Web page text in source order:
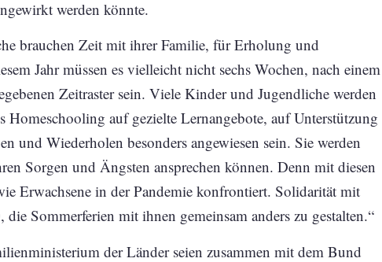
werden könnte.
brauchen Zeit mit ihrer Familie, für Erholung und
Jahr müssen es vielleicht nicht sechs Wochen, nach einem
Zeitraster sein. Viele Kinder und Jugendliche werden
Homeschooling auf gezielte Lernangebote, auf Unterstützung
und Wiederholen besonders angewiesen sein. Sie werden
Sorgen und Ängsten ansprechen können. Denn mit diesen
Erwachsene in der Pandemie konfrontiert. Solidarität mit
Sommerferien mit ihnen gemeinsam anders zu gestalten.“
der Länder seien zusammen mit dem Bund